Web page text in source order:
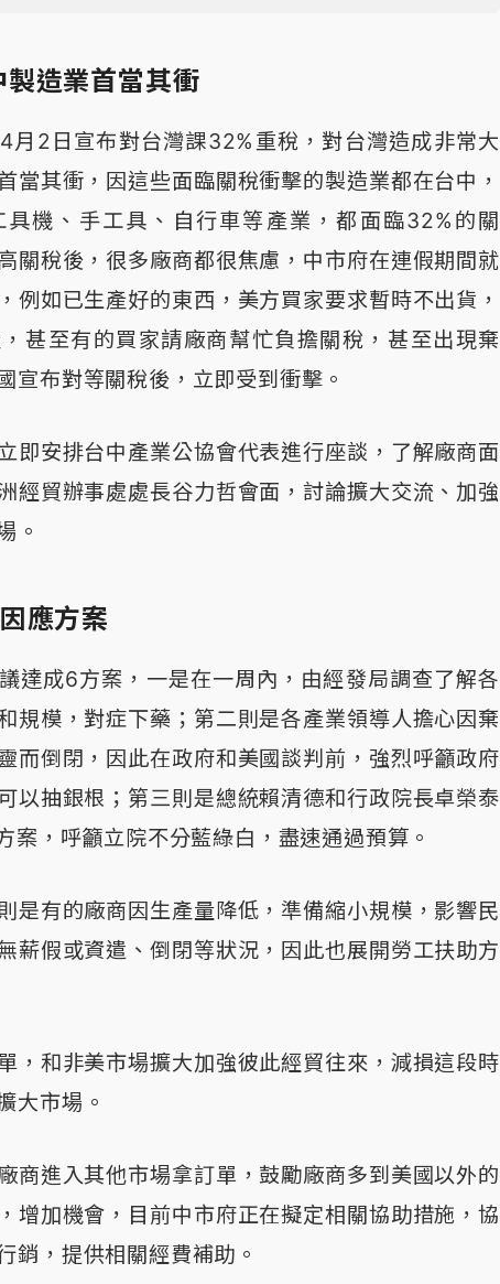
造業首當其衝
月2日宣布對台灣課32%重稅，對台灣造成非常大
當其衝，因這些面臨關稅衝擊的製造業都在台中，
機、手工具、自行車等產業，都面臨32%的關
關稅後，很多廠商都很焦慮，中市府在連假期間就
例如已生產好的東西，美方買家要求暫時不出貨，
甚至有的買家請廠商幫忙負擔關稅，甚至出現棄
宣布對等關稅後，立即受到衝擊。
即安排台中產業公協會代表進行座談，了解廠商面
經貿辦事處處長谷力哲會面，討論擴大交流、加強
。
應方案
達成6方案，一是在一周內，由經發局調查了解各
規模，對症下藥；第二則是各產業領導人擔心因棄
而倒閉，因此在政府和美國談判前，強烈呼籲政府
以抽銀根；第三則是總統賴清德和行政院長卓榮泰
案，呼籲立院不分藍綠白，盡速通過預算。
是有的廠商因生產量降低，準備縮小規模，影響民
薪假或資遣、倒閉等狀況，因此也展開勞工扶助方
，和非美市場擴大加強彼此經貿往來，減損這段時
大市場。
商進入其他市場拿訂單，鼓勵廠商多到美國以外的
增加機會，目前中市府正在擬定相關協助措施，協
銷，提供相關經費補助。